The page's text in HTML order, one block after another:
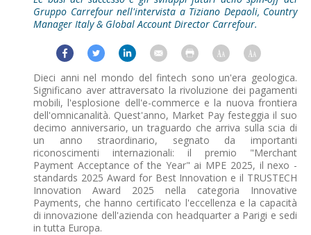
Gruppo Carrefour nell'intervista a Tiziano Depaoli, Country
Manager Italy & Global Account Director Carrefour.
Dieci anni nel mondo del fintech sono un'era geologica.
Significano aver attraversato la rivoluzione dei pagamenti
mobili, l'esplosione dell'e-commerce e la nuova frontiera
dell'omnicanalità. Quest'anno, Market Pay festeggia il suo
decimo anniversario, un traguardo che arriva sulla scia di
un anno straordinario, segnato da importanti
riconoscimenti internazionali: il premio "Merchant
Payment Acceptance of the Year" ai MPE 2025, il nexo -
standards 2025 Award for Best Innovation e il TRUSTECH
Innovation Award 2025 nella categoria Innovative
Payments, che hanno certificato l'eccellenza e la capacità
di innovazione dell'azienda con headquarter a Parigi e sedi
in tutta Europa.